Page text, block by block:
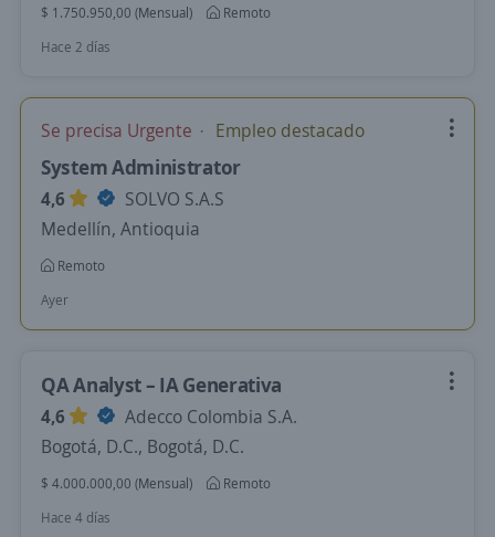
$ 1.750.950,00 (Mensual)
Remoto
Hace 2 días
Se precisa Urgente Empleo destacado
System Administrator
4,6
SOLVO S.A.S
Medellín, Antioquia
Remoto
Ayer
QA Analyst – IA Generativa
4,6
Adecco Colombia S.A.
Bogotá, D.C., Bogotá, D.C.
$ 4.000.000,00 (Mensual)
Remoto
Hace 4 días